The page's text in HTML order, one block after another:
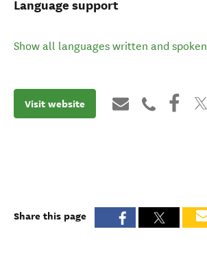
Language support
Show all languages written and spoken
Visit website
Share this page